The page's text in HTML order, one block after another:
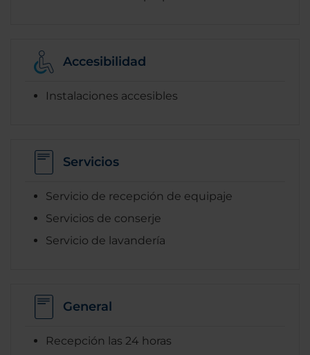
Accesibilidad
Instalaciones accesibles
Servicios
Servicio de recepción de equipaje
Servicios de conserje
Servicio de lavandería
General
Recepción las 24 horas